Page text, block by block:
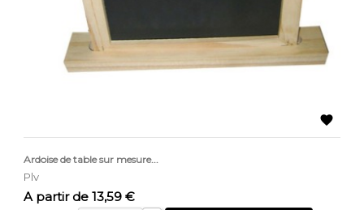

Ardoise de table sur mesure...
Plv
Prix
A partir de 13,59 €